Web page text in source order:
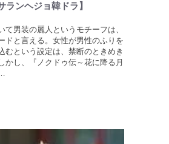
ランヘジョ韓ドラ】
て男装の麗人というモチーフは、
ドと言える。女性が男性のふりを
むという設定は、禁断のときめき
かし、『ノクドゥ伝～花に降る月